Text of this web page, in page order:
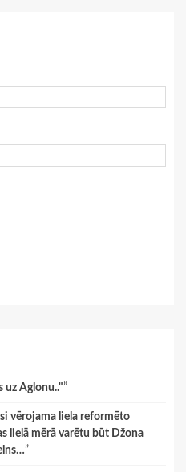
uz Aglonu.."”
vērojama liela reformēto
lielā mērā varētu būt Džona
”